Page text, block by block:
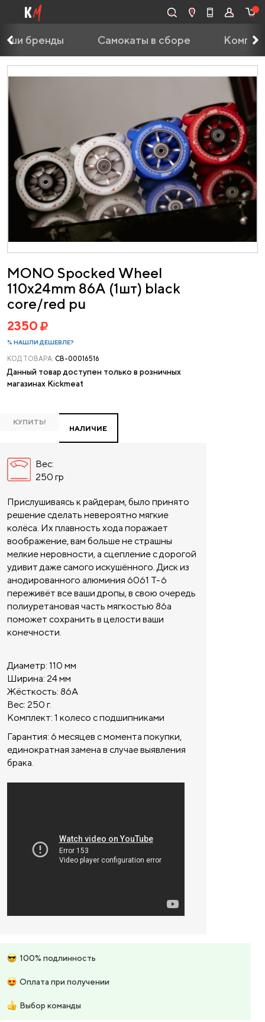
бренды Самокаты в сборе
MONO Spocked Wheel
110x24mm 86A (1шт) black
core/red pu
2350
% НАШЛИ ДЕШЕВЛЕ?
КОД ТОВАРА: CB-00016516
Данный товар доступен только в розничных
магазинах Kickmeat
КУПИТЬ!
НАЛИЧИЕ
Вес:
250 гр
Прислушиваясь к райдерам, было принято
решение сделать невероятно мягкие
колёса. Их плавность хода поражает
воображение, вам больше не страшны
мелкие неровности, а сцепление с дорогой
удивит даже самого искушённого. Диск из
анодированного алюминия 6061 T-6
переживёт все ваши дропы, в свою очередь
полиуретановая часть мягкостью 86а
поможет сохранить в целости ваши
конечности.
Диаметр: 110 мм
Ширина: 24 мм
Жёсткость: 86А
Вес: 250 г.
Комплект: 1 колесо с подшипниками
Гарантия: 6 месяцев с момента покупки,
единократная замена в случае выявления
брака.
100% подлинность
Оплата при получении
Выбор команды